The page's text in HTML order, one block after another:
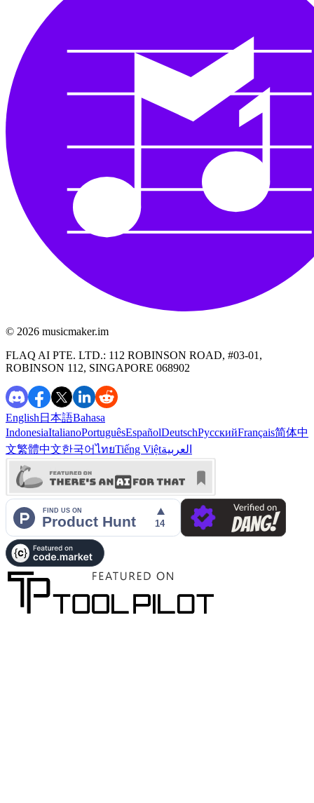
©️ 2026 musicmaker.im
FLAQ AI PTE. LTD.: 112 ROBINSON ROAD, #03-01,
ROBINSON 112, SINGAPORE 068902
English 日本語Bahasa
IndonesiaItalianoPortuguêsEspañolDeutschРусскийFrançais简体中
文繁體中文한국어ไทยTiếng Việtالعربية